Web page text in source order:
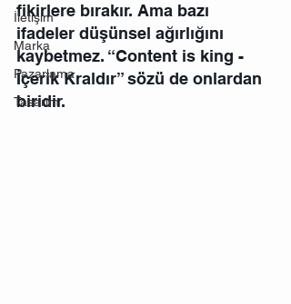
İletişim
Marka
Pazarlama
Tasarım
fikirlere bırakır. Ama bazı
ifadeler düşünsel ağırlığını
kaybetmez. “Content is king -
İçerik Kraldır” sözü de onlardan
biridir.